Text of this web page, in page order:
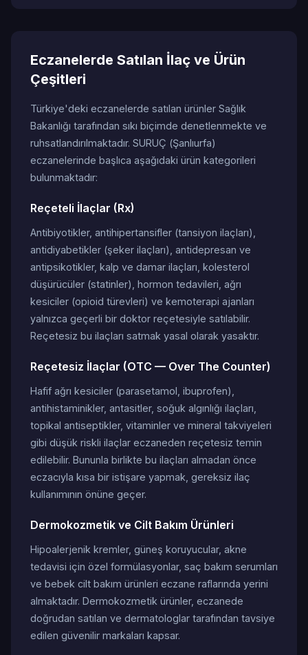
Eczanelerde Satılan İlaç ve Ürün
Çeşitleri
Türkiye'deki eczanelerde satılan ürünler Sağlık
Bakanlığı tarafından sıkı biçimde denetlenmekte ve
ruhsatlandırılmaktadır. SURUÇ (Şanlıurfa)
eczanelerinde başlıca aşağıdaki ürün kategorileri
bulunmaktadır:
Reçeteli İlaçlar (Rx)
Antibiyotikler, antihipertansifler (tansiyon ilaçları),
antidiyabetikler (şeker ilaçları), antidepresan ve
antipsikotikler, kalp ve damar ilaçları, kolesterol
düşürücüler (statinler), hormon tedavileri, ağrı
kesiciler (opioid türevleri) ve kemoterapi ajanları
yalnızca geçerli bir doktor reçetesiyle satılabilir.
Reçetesiz bu ilaçları satmak yasal olarak yasaktır.
Reçetesiz İlaçlar (OTC — Over The Counter)
Hafif ağrı kesiciler (parasetamol, ibuprofen),
antihistaminikler, antasitler, soğuk algınlığı ilaçları,
topikal antiseptikler, vitaminler ve mineral takviyeleri
gibi düşük riskli ilaçlar eczaneden reçetesiz temin
edilebilir. Bununla birlikte bu ilaçları almadan önce
eczacıyla kısa bir istişare yapmak, gereksiz ilaç
kullanımının önüne geçer.
Dermokozmetik ve Cilt Bakım Ürünleri
Hipoalerjenik kremler, güneş koruyucular, akne
tedavisi için özel formülasyonlar, saç bakım serumları
ve bebek cilt bakım ürünleri eczane raflarında yerini
almaktadır. Dermokozmetik ürünler, eczanede
doğrudan satılan ve dermatologlar tarafından tavsiye
edilen güvenilir markaları kapsar.